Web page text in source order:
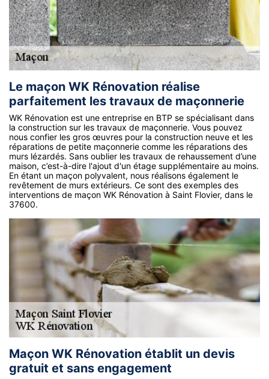
Le maçon WK Rénovation réalise
parfaitement les travaux de maçonnerie
WK Rénovation est une entreprise en BTP se spécialisant dans
la construction sur les travaux de maçonnerie. Vous pouvez
nous confier les gros œuvres pour la construction neuve et les
réparations de petite maçonnerie comme les réparations des
murs lézardés. Sans oublier les travaux de rehaussement d’une
maison, c’est-à-dire l'ajout d'un étage supplémentaire au moins.
En étant un maçon polyvalent, nous réalisons également le
revêtement de murs extérieurs. Ce sont des exemples des
interventions de maçon WK Rénovation à Saint Flovier, dans le
37600.
Maçon WK Rénovation établit un devis
gratuit et sans engagement